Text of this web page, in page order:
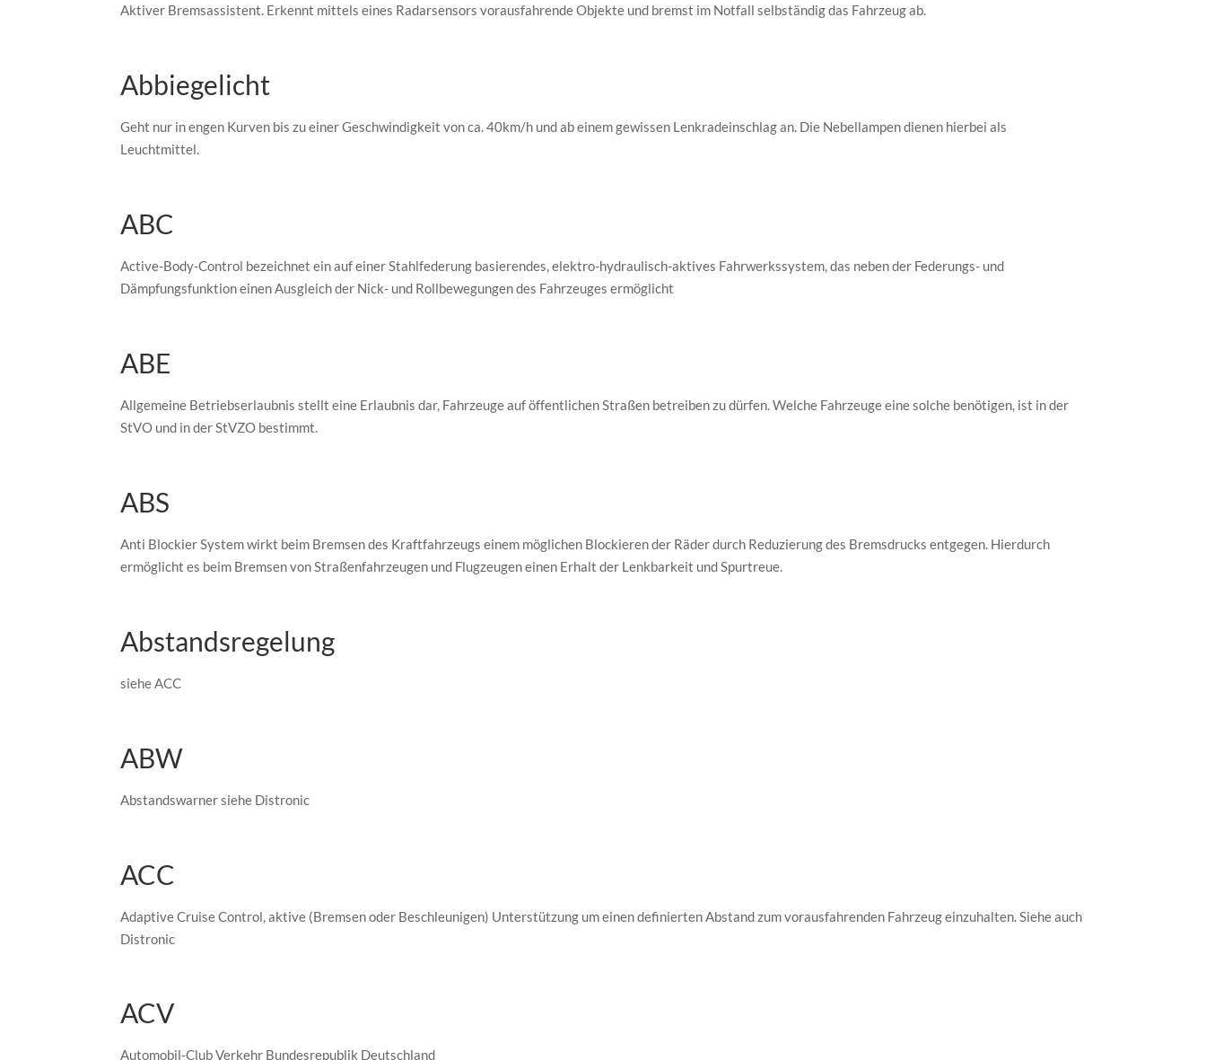
Aktiver Bremsassistent. Erkennt mittels eines Radarsensors vorausfahrende Objekte und bremst im Notfall selbständig das Fahrzeug ab.
Abbiegelicht
Geht nur in engen Kurven bis zu einer Geschwindigkeit von ca. 40km/h und ab einem gewissen Lenkradeinschlag an. Die Nebellampen dienen hierbei als
Leuchtmittel.
ABC
Active-Body-Control bezeichnet ein auf einer Stahlfederung basierendes, elektro-hydraulisch-aktives Fahrwerkssystem, das neben der Federungs- und
Dämpfungsfunktion einen Ausgleich der Nick- und Rollbewegungen des Fahrzeuges ermöglicht
ABE
Allgemeine Betriebserlaubnis stellt eine Erlaubnis dar, Fahrzeuge auf öffentlichen Straßen betreiben zu dürfen. Welche Fahrzeuge eine solche benötigen, ist in der
StVO und in der StVZO bestimmt.
ABS
Anti Blockier System wirkt beim Bremsen des Kraftfahrzeugs einem möglichen Blockieren der Räder durch Reduzierung des Bremsdrucks entgegen. Hierdurch
ermöglicht es beim Bremsen von Straßenfahrzeugen und Flugzeugen einen Erhalt der Lenkbarkeit und Spurtreue.
Abstandsregelung
siehe ACC
ABW
Abstandswarner siehe Distronic
ACC
Adaptive Cruise Control, aktive (Bremsen oder Beschleunigen) Unterstützung um einen definierten Abstand zum vorausfahrenden Fahrzeug einzuhalten. Siehe auch
Distronic
ACV
Automobil-Club Verkehr Bundesrepublik Deutschland